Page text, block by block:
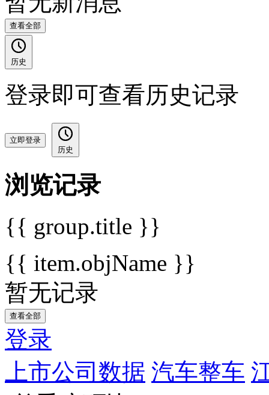
查看全部
历史
登录即可查看历史记录
立即登录
历史
浏览记录
{{ group.title }}
{{ item.objName }}
暂无记录
查看全部
登录
上市公司数据 汽车整车